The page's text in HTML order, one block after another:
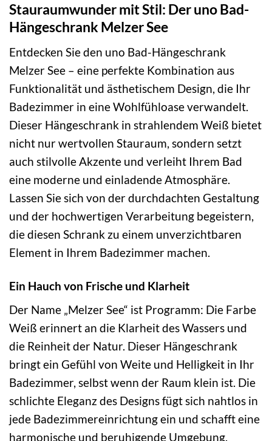
Stauraumwunder mit Stil: Der uno Bad-
Hängeschrank Melzer See
Entdecken Sie den uno Bad-Hängeschrank
Melzer See – eine perfekte Kombination aus
Funktionalität und ästhetischem Design, die Ihr
Badezimmer in eine Wohlfühloase verwandelt.
Dieser Hängeschrank in strahlendem Weiß bietet
nicht nur wertvollen Stauraum, sondern setzt
auch stilvolle Akzente und verleiht Ihrem Bad
eine moderne und einladende Atmosphäre.
Lassen Sie sich von der durchdachten Gestaltung
und der hochwertigen Verarbeitung begeistern,
die diesen Schrank zu einem unverzichtbaren
Element in Ihrem Badezimmer machen.
Ein Hauch von Frische und Klarheit
Der Name „Melzer See“ ist Programm: Die Farbe
Weiß erinnert an die Klarheit des Wassers und
die Reinheit der Natur. Dieser Hängeschrank
bringt ein Gefühl von Weite und Helligkeit in Ihr
Badezimmer, selbst wenn der Raum klein ist. Die
schlichte Eleganz des Designs fügt sich nahtlos in
jede Badezimmereinrichtung ein und schafft eine
harmonische und beruhigende Umgebung.